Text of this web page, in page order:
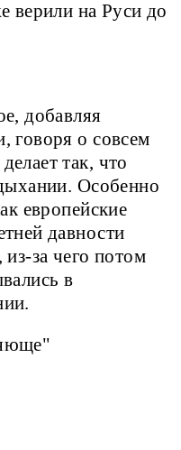
верили на Руси до
добавляя
говоря о совсем
так, что
Особенно
европейские
давности
за чего потом
в